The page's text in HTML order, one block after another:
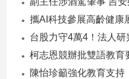
影
音
陳怡珍籲強化教育支